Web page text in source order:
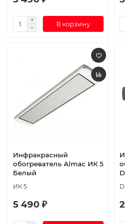
В корзину
Инфракрасный
обогреватель Almac ИК 5
Белый
ИК 5
5 490 ₽